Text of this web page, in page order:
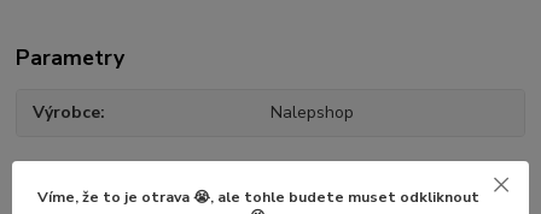
Parametry
Výrobce Nalepshop
Víme, že to je otrava 😭, ale tohle budete muset odkliknout